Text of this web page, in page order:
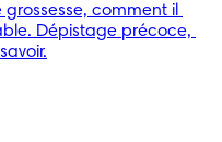
comment il
Dépistage précoce,